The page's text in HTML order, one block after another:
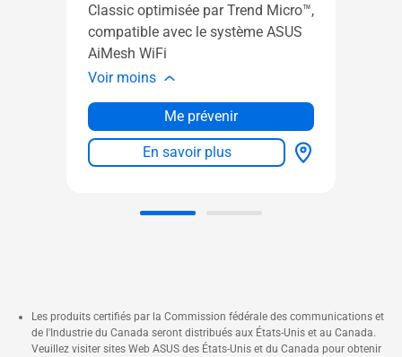
Classic optimisée par Trend Micro™,
compatible avec le système ASUS
AiMesh WiFi
Voir moins
Me prévenir
En savoir plus
Les produits certifiés par la Commission fédérale des communications et
de l'Industrie du Canada seront distribués aux États-Unis et au Canada.
Veuillez visiter sites Web ASUS des États-Unis et du Canada pour obtenir